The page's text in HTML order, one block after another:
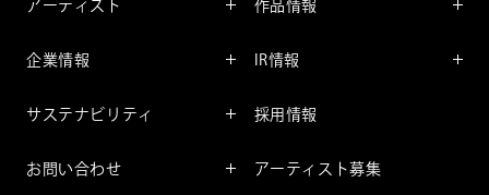
アーティスト
企業情報
企業理念
サステナビリティ
お問い合わせ
レポート
作品情報
コミック
IR情報
IRマネージメント
採用情報
アーティスト募集